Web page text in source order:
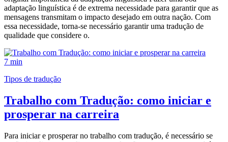
adaptação linguística é de extrema necessidade para garantir que as
mensagens transmitam o impacto desejado em outra nação. Com
essa necessidade, torna-se necessário garantir uma tradução de
qualidade que considere o.
7 min
Tipos de tradução
Trabalho com Tradução: como iniciar e
prosperar na carreira
Para iniciar e prosperar no trabalho com tradução, é necessário se